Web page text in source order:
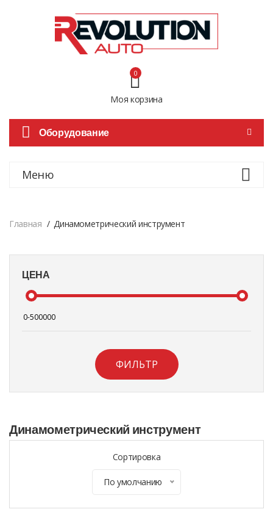
Моя корзина
0
Оборудование
Меню
Главная Динамометрический инструмент
ЦЕНА
ФИЛЬТР
Динамометрический инструмент
Сортировка
По умолчанию